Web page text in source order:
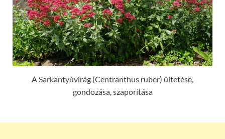
A Sarkantyúvirág (Centranthus ruber) ültetése,
gondozása, szaporítása